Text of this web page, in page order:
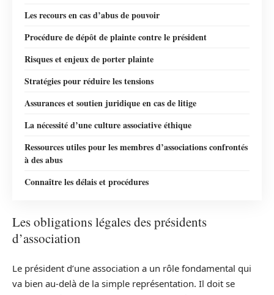
Les recours en cas d’abus de pouvoir
Procédure de dépôt de plainte contre le président
Risques et enjeux de porter plainte
Stratégies pour réduire les tensions
Assurances et soutien juridique en cas de litige
La nécessité d’une culture associative éthique
Ressources utiles pour les membres d’associations confrontés
à des abus
Connaître les délais et procédures
Les obligations légales des présidents
d’association
Le président d’une association a un rôle fondamental qui
va bien au-delà de la simple représentation. Il doit se